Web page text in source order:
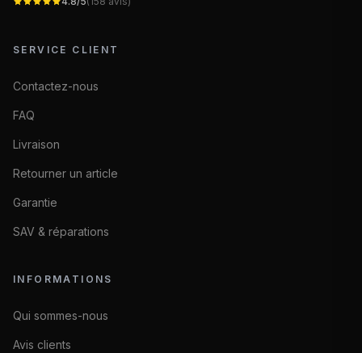
SERVICE CLIENT
Contactez-nous
FAQ
Livraison
Retourner un article
Garantie
SAV & réparations
INFORMATIONS
Qui sommes-nous
Avis clients